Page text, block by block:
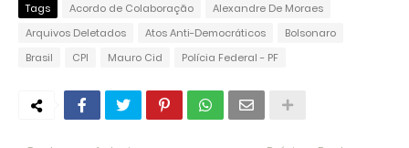
Tags Acordo de Colaboração
Alexandre De Moraes
Arquivos Deletados
Atos Anti-Democráticos
Bolsonaro
Brasil
CPI Mauro Cid Polícia Federal - PF